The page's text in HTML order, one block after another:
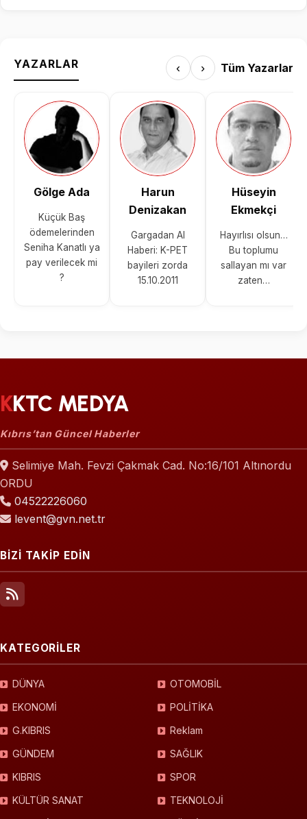
YAZARLAR ‹ › Tüm Yazarlar
Gölge Ada
Küçük Baş
ödemelerinden
Seniha Kanatlı ya
pay verilecek mi
?
Harun
Denizakan
Gargadan Al
Haberi: K-PET
bayileri zorda
15.10.2011
Hüseyin
Ekmekçi
Hayırlısı olsun…
Bu toplumu
sallayan mı var
zaten…
KKTC MEDYA
Kıbrıs’tan Güncel Haberler
Selimiye Mah. Fevzi Çakmak Cad. No:16/101 Altınordu
ORDU
04522226060
levent@gvn.net.tr
BİZİ TAKİP EDİN
KATEGORİLER
DÜNYA
EKONOMİ
G.KIBRIS
GÜNDEM
KIBRIS
KÜLTÜR SANAT
OTOMOBİL
POLİTİKA
Reklam
SAĞLIK
SPOR
TEKNOLOJİ